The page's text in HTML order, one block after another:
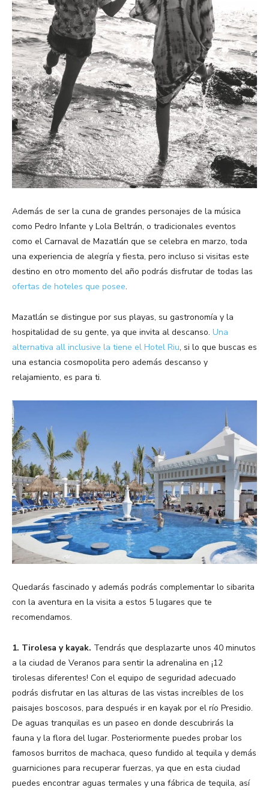
Además de ser la cuna de grandes personajes de la música
como Pedro Infante y Lola Beltrán, o tradicionales eventos
como el Carnaval de Mazatlán que se celebra en marzo, toda
una experiencia de alegría y fiesta, pero incluso si visitas este
destino en otro momento del año podrás disfrutar de todas las
ofertas de hoteles que posee.
Mazatlán se distingue por sus playas, su gastronomía y la
hospitalidad de su gente, ya que invita al descanso. Una
alternativa all inclusive la tiene el Hotel Riu, si lo que buscas es
una estancia cosmopolita pero además descanso y
relajamiento, es para ti.
Quedarás fascinado y además podrás complementar lo sibarita
con la aventura en la visita a estos 5 lugares que te
recomendamos.
1. Tirolesa y kayak. Tendrás que desplazarte unos 40 minutos
a la ciudad de Veranos para sentir la adrenalina en ¡12
tirolesas diferentes! Con el equipo de seguridad adecuado
podrás disfrutar en las alturas de las vistas increíbles de los
paisajes boscosos, para después ir en kayak por el río Presidio.
De aguas tranquilas es un paseo en donde descubrirás la
fauna y la flora del lugar. Posteriormente puedes probar los
famosos burritos de machaca, queso fundido al tequila y demás
guarniciones para recuperar fuerzas, ya que en esta ciudad
puedes encontrar aguas termales y una fábrica de tequila, así